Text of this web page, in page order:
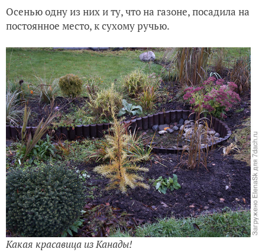
Осенью одну из них и ту, что на газоне, посадила на
постоянное место, к сухому ручью.
Какая красавица из Канады!